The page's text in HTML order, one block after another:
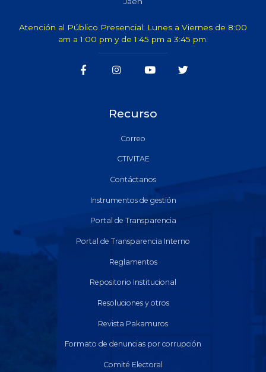
Atención al Público Presencial: Lunes a Viernes de 8:00
am a 1:00 pm y de 1:45 pm a 3:45 pm.
Recurso
Correo
CTIVITAE
Contáctanos
Instrumentos de gestión
Portal de Transparencia
Portal de Transparencia Interno
Reglamentos
Repositorio Institucional
Resoluciones y otros
Revista Pakamuros
Formato de denuncias por corrupción
Comité Electoral